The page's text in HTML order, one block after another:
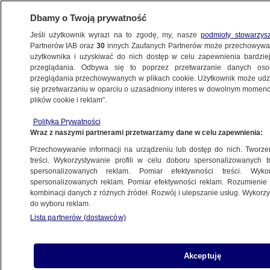
ŚWIAT
Ostra reakcja Londynu
4.12.2025, 18:26
Posłuchaj artykułu
Czyta lektor AI
Dbamy o Twoją prywatność
Jeśli użytkownik wyrazi na to zgodę, my, naszepodmioty
Partnerów IAB oraz30 innych Zaufanych Partnerów może
użytkownika i uzyskiwać do nich dostęp w celu zapewnienia
przeglądania. Odbywa się to poprzez przetwarzanie danych
przeglądania przechowywanych w plikach cookie. Użytkownik może
się przetwarzaniu w oparciu o uzasadniony interes w dowolnym
plików cookie i reklam”.
Polityka Prywatności
Wraz z naszymi partnerami przetwarzamy dane w celu zapewnienia:
Przechowywanie informacji na urządzeniu lub dostęp do nich.
treści. Wykorzystywanie profili w celu doboru spersonalizowanych
spersonalizowanych reklam. Pomiar efektywności treści.
spersonalizowanych reklam. Pomiar efektywności reklam.
kombinacji danych z różnych źródeł. Rozwój i ulepszanie usług.
do wyboru reklam.
Lista partnerów (dostawców)
Akceptuję